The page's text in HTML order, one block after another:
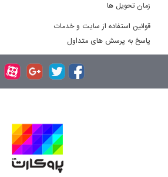
زمان تحویل ها
قوانین استفاده از سایت و خدمات
پاسخ به پرسش های متداول